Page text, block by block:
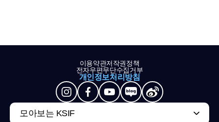
이용약관저작권정책
전자우편무단수집거부
개인정보처리방침
모아보는 KSIF